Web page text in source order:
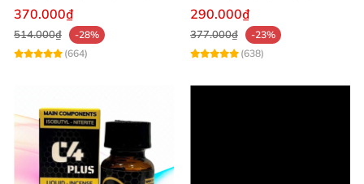
Mạnh
370.000₫
514.000₫
-28%
(664)
thích mạnh mẽ
290.000₫
377.000₫
-23%
(638)